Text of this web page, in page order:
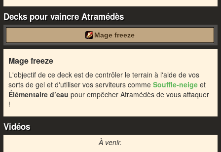
Decks pour vaincre Atramédès
Mage freeze
Mage freeze
L'objectif de ce deck est de contrôler le terrain à l'aide de vos
sorts de gel et d'utiliser vos serviteurs comme Souffle-neigeet
Élémentaire d’eau pour empêcher Atramédès de vous attaquer
!
Vidéos
À venir.